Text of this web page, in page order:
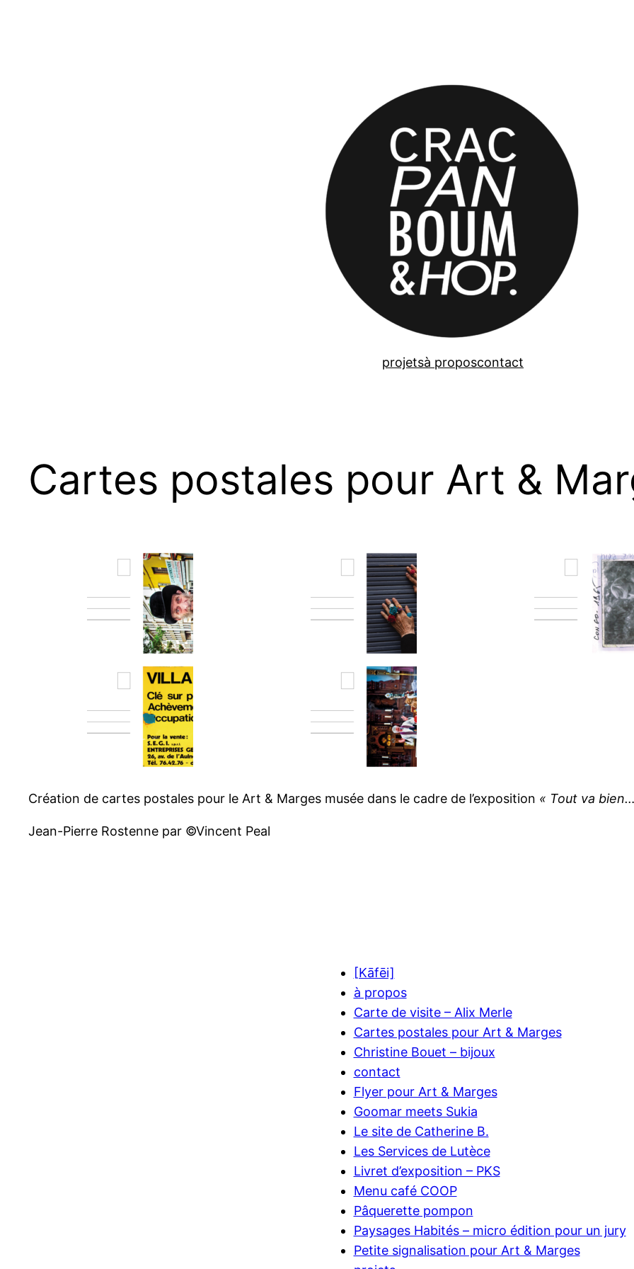
projetsà proposcontact
Cartes postales pour Art &
Création de cartes postales pour le Art & Marges musée dans le cadre de l’exposition « Tout va
Jean-Pierre Rostenne par ©Vincent Peal
[Kāfēi]
à propos
Carte de visite – Alix Merle
Cartes postales pour Art & Marges
Christine Bouet – bijoux
contact
Flyer pour Art & Marges
Goomar meets Sukia
Le site de Catherine B.
Les Services de Lutèce
Livret d’exposition – PKS
Menu café COOP
Pâquerette pompon
Paysages Habités – micro édition pour un jury
Petite signalisation pour Art & Marges